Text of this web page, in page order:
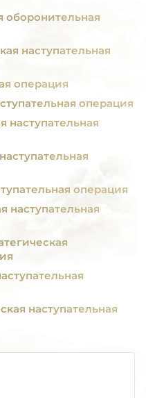
оборонительная
наступательная
операция
операция
наступательная
операция
наступательная
наступательная